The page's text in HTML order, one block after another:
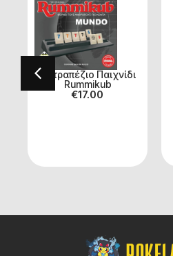
Επιτραπέζιο Παιχνίδι
Rummikub
€17.00